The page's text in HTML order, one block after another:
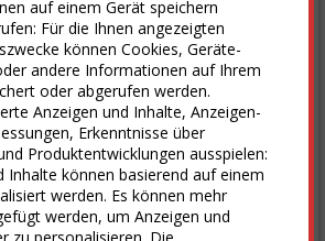
auf einem Gerät speichern
Für die Ihnen angezeigten
können Cookies, Geräte-
andere Informationen auf Ihrem
oder abgerufen werden.
Anzeigen und Inhalte, Anzeigen-
Erkenntnisse über
Produktentwicklungen ausspielen:
Inhalte können basierend auf einem
werden. Es können mehr
werden, um Anzeigen und
zu personalisieren. Die
5. Aug 7. Aug